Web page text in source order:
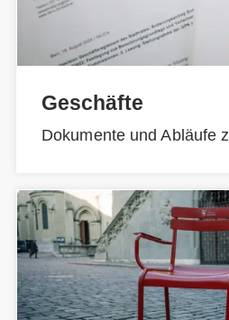
Geschäfte
Dokumente und Abläufe